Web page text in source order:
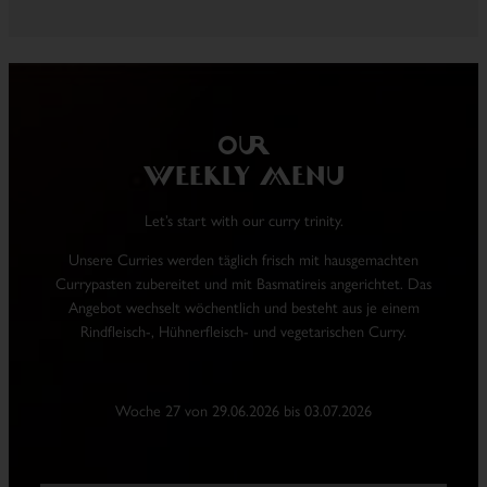
our
weekly menu
Let’s start with our curry trinity.
Unsere Curries werden täglich frisch mit hausgemachten
Currypasten zubereitet und mit Basmatireis angerichtet. Das
Angebot wechselt wöchentlich und besteht aus je einem
Rindfleisch-, Hühnerfleisch- und vegetarischen Curry.
Woche 27 von 29.06.2026 bis 03.07.2026